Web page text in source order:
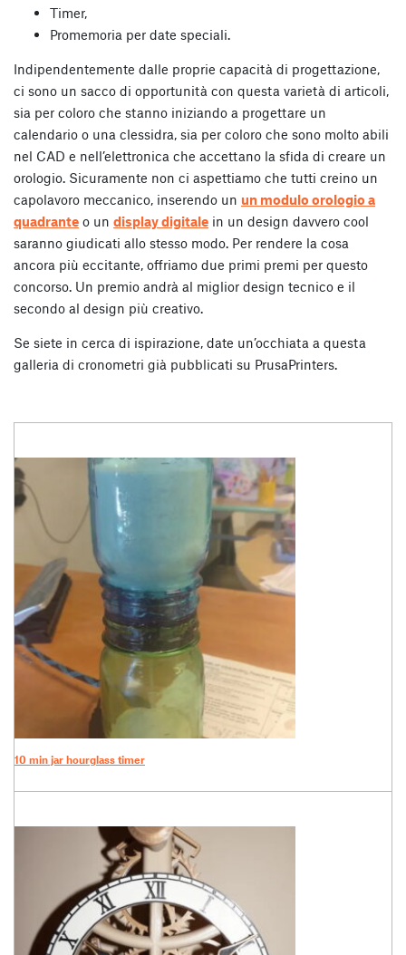
Timer,
Promemoria per date speciali.
Indipendentemente dalle proprie capacità di progettazione,
ci sono un sacco di opportunità con questa varietà di articoli,
sia per coloro che stanno iniziando a progettare un
calendario o una clessidra, sia per coloro che sono molto abili
nel CAD e nell’elettronica che accettano la sfida di creare un
orologio. Sicuramente non ci aspettiamo che tutti creino un
capolavoro meccanico, inserendo un un modulo orologio a
quadrante o un display digitale in un design davvero cool
saranno giudicati allo stesso modo. Per rendere la cosa
ancora più eccitante, offriamo due primi premi per questo
concorso. Un premio andrà al miglior design tecnico e il
secondo al design più creativo.
Se siete in cerca di ispirazione, date un’occhiata a questa
galleria di cronometri già pubblicati su PrusaPrinters.
10 min jar hourglass timer